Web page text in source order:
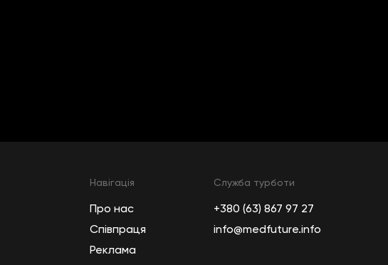
Навігація
Про нас
Співпраця
Реклама
Служба турботи
+380 (63) 867 97 27
info@medfuture.info